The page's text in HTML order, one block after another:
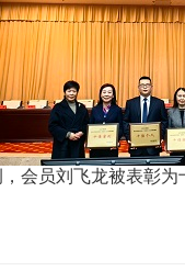
会员刘飞龙被表彰